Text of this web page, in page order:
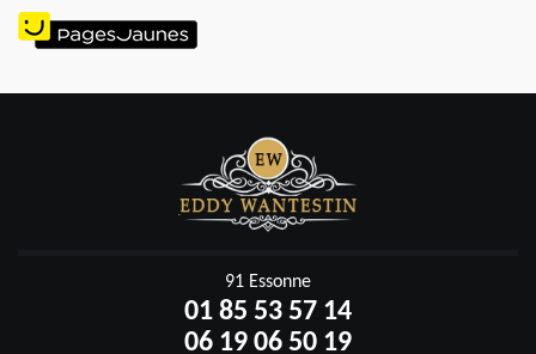
91 Essonne
01 85 53 57 14
06 19 06 50 19